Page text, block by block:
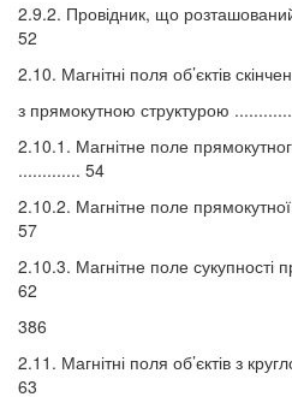
2.9.2. Провідник, що
52
2.10. Магнітні поля об’єктів
з прямокутною структурою
2.10.1. Магнітне поле
............. 54
2.10.2. Магнітне поле
57
2.10.3. Магнітне поле сукупності
62
386
2.11. Магнітні поля об’єктів з
63